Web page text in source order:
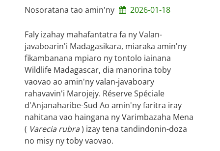
Nosoratana tao amin'ny 2026-01-18
Faly izahay mahafantatra fa ny Valan-
javaboarin'i Madagasikara, miaraka amin'ny
fikambanana mpiaro ny tontolo iainana
Wildlife Madagascar, dia manorina toby
vaovao ao amin'ny valan-javaboary
rahavavin'i Marojejy. Réserve Spéciale
d'Anjanaharibe-Sud Ao amin'ny faritra iray
nahitana vao haingana ny Varimbazaha Mena
( Varecia rubra) izay tena tandindonin-doza
no misy ny toby vaovao.